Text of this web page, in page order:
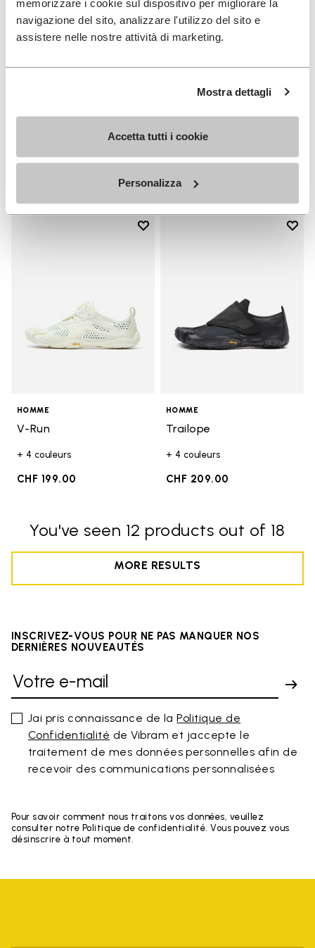
memorizzare i cookie sul dispositivo per migliorare la
navigazione del sito, analizzare l'utilizzo del sito e
assistere nelle nostre attività di marketing.
Mostra dettagli
Accetta tutti i cookie
Personalizza
Add to wishlist
HOMME
V-Run
+ 4 couleurs
CHF 199.00
Add
HOMME
Trailope
+ 4 couleurs
CHF 209.00
You've seen 12 products out of 18
MORE RESULTS
INSCRIVEZ-VOUS POUR NE PAS MANQUER NOS
DERNIÈRES NOUVEAUTÉS
Jai pris connaissance de laPolitique de
Confidentialité de Vibram et jaccepte le
traitement de mes données personnelles afin de
recevoir des communications personnalisées
Pour savoir comment nous traitons vos données, veuillez
consulter notre Politique de confidentialité. Vous pouvez vous
désinscrire à tout moment.